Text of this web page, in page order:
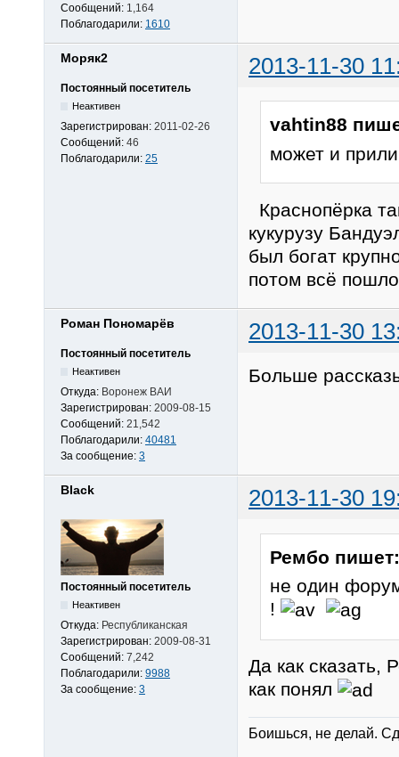
Сообщений: 1,164
Поблагодарили: 1610
Моряк2 2013-11-30
Постоянный посетитель
Неактивен
Зарегистрирован: 2011-02-26
Сообщений: 46
Поблагодарили: 25
vahtin88
может и
Краснопёрка
кукурузу
был богат
потом всё
Роман Пономарёв 2013-11-30
Постоянный посетитель
Неактивен
Откуда: Воронеж ВАИ
Зарегистрирован: 2009-08-15
Сообщений: 21,542
Поблагодарили: 40481
За сообщение: 3
Больше
Black 2013-11-30
Постоянный посетитель
Неактивен
Откуда: Республиканская
Зарегистрирован: 2009-08-31
Сообщений: 7,242
Поблагодарили: 9988
За сообщение: 3
Рембо пишет:
не один
!
Да как сказать,
как понял
Боишься, не делай.